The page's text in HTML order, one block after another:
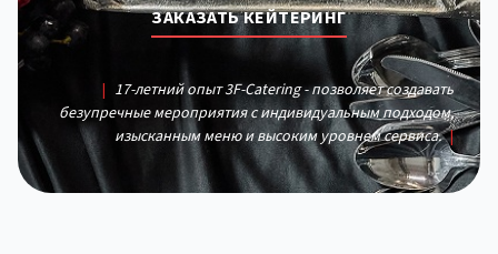
ЗАКАЗАТЬ КЕЙТЕРИНГ
| 17-летний опыт 3F-Catering - позволяет создавать
безупречные мероприятия с индивидуальным подходом,
изысканным меню и высоким уровнем сервиса. |